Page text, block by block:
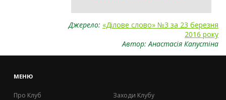
Джерело: «Ділове слово» №3 за 23 березня
2016 року
Автор: Анастасія Капустіна
МЕНЮ
Про Клуб
Заходи Клубу